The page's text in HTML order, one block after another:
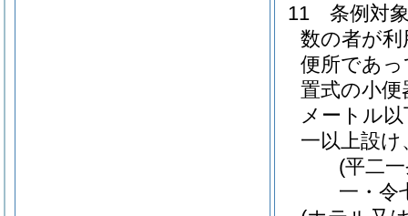
11
条例対
数の者が
便所であ
置式の小便
メートル
一以上設
(平二
一・令